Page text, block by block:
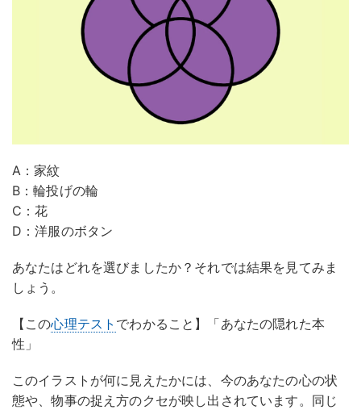
A：家紋
B：輪投げの輪
C：花
D：洋服のボタン
あなたはどれを選びましたか？それでは結果を見てみま
しょう。
【この心理テスト でわかること】「あなたの隠れた本
性」
このイラストが何に見えたかには、今のあなたの心の状
態や、物事の捉え方のクセが映し出されています。同じ